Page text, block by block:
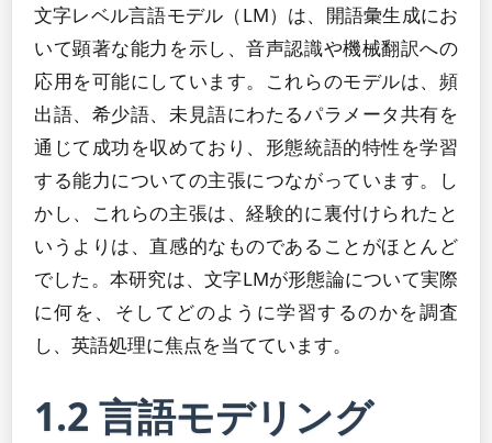
文字レベル言語モデル（LM）は、開語彙生成にお
いて顕著な能力を示し、音声認識や機械翻訳への
応用を可能にしています。これらのモデルは、頻
出語、希少語、未見語にわたるパラメータ共有を
通じて成功を収めており、形態統語的特性を学習
する能力についての主張につながっています。し
かし、これらの主張は、経験的に裏付けられたと
いうよりは、直感的なものであることがほとんど
でした。本研究は、文字LMが形態論について実際
に何を、そしてどのように学習するのかを調査
し、英語処理に焦点を当てています。
1.2 言語モデリング